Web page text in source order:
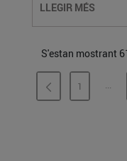
LLEGIR MÉS
S'estan mostrant
PÀGINA
1 ...